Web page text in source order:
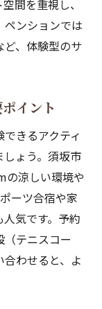
間を重視し、
ペンションでは
、体験型のサ
イント
きるアクティ
ょう。須坂市
の涼しい環境や
ーツ合宿や家
気です。予約
テニスコー
わせると、よ